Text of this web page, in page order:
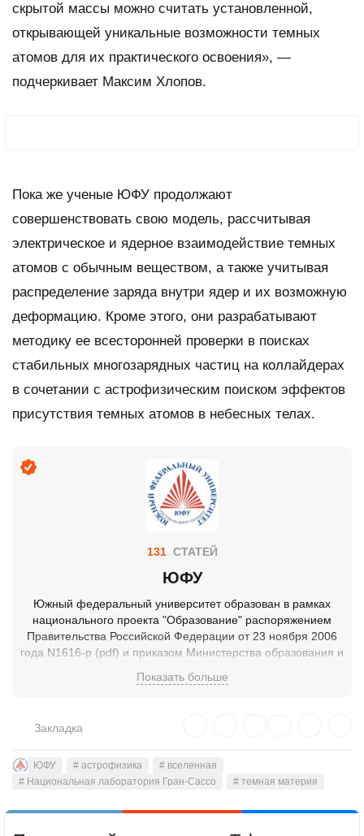
скрытой массы можно считать установленной,
открывающей уникальные возможности темных
атомов для их практического освоения», —
подчеркивает Максим Хлопов.
Пока же ученые ЮФУ продолжают
совершенствовать свою модель, рассчитывая
электрическое и ядерное взаимодействие темных
атомов с обычным веществом, а также учитывая
распределение заряда внутри ядер и их возможную
деформацию. Кроме этого, они разрабатывают
методику ее всесторонней проверки в поисках
стабильных многозарядных частиц на коллайдерах
в сочетании с астрофизическим поиском эффектов
присутствия темных атомов в небесных телах.
ЮФУ
131 СТАТЕЙ
Южный федеральный университет образован в рамках
национального проекта "Образование" распоряжением
Правительства Российской Федерации от 23 ноября 2006
года N1616-р (pdf) и приказом Министерства образования и
путем присоединения к Ростовскому государственному
государственного педагогического университета,
Ростовской государственной академии архитектуры и
искусств.
Показать больше
Закладка
ЮФУ # астрофизика
# вселенная
# Национальная лаборатория Гран-Сассо
# темная материя